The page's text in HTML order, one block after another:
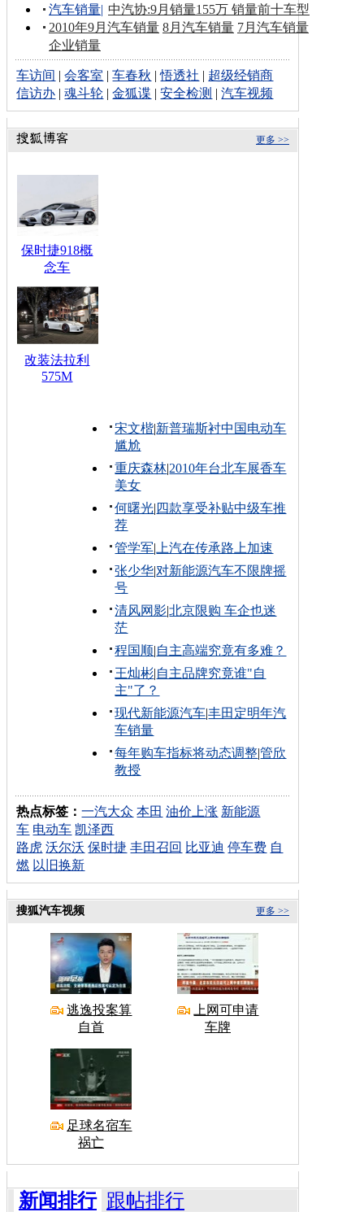
汽车销量| 中汽协:9月销量155万 销量前十车型
2010年9月汽车销量 8月汽车销量 7月汽车销量
企业销量
车访间 |会客室 |车春秋 |悟透社 | 超级经销商
信访办 |魂斗轮 |金狐谍 |安全检测 |汽车视频
更多 >>
保时捷918概
念车
改装法拉利
575M
宋文楷|新普瑞斯衬中国电动车
尴尬
重庆森林|2010年台北车展香车
美女
何曙光| 四款享受补贴中级车推
荐
管学军| 上汽在传承路上加速
张少华|对新能源汽车不限牌摇
号
清风网影|北京限购 车企也迷
茫
程国顺|自主高端究竟有多难？
王灿彬|自主品牌究竟谁"自
主"了？
现代新能源汽车|丰田定明年汽
车销量
每年购车指标将动态调整|管欣
教授
热点标签：一汽大众 本田 油价上涨 新能源
车 电动车 凯泽西
路虎 沃尔沃 保时捷 丰田召回 比亚迪 停车费 自
燃 以旧换新
更多 >>
搜狐汽车视频
逃逸投案算
自首
上网可申请
车牌
足球名宿车
祸亡
新闻排行 跟帖排行